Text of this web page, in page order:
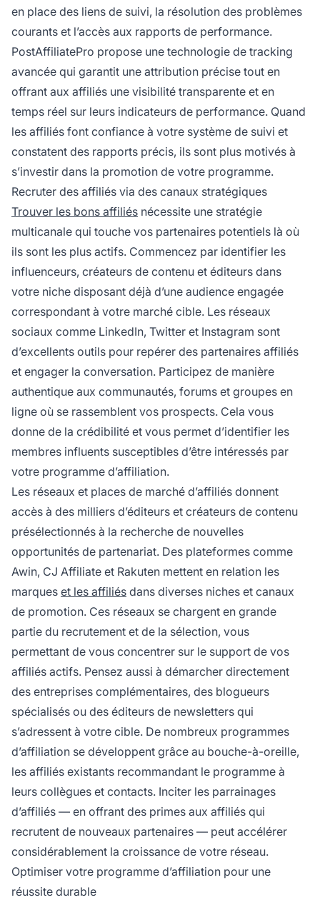
en place des liens de suivi, la résolution des problèmes
courants et l’accès aux rapports de performance.
PostAffiliatePro propose une technologie de tracking
avancée qui garantit une attribution précise tout en
offrant aux affiliés une visibilité transparente et en
temps réel sur leurs indicateurs de performance. Quand
les affiliés font confiance à votre système de suivi et
constatent des rapports précis, ils sont plus motivés à
s’investir dans la promotion de votre programme.
Recruter des affiliés via des canaux stratégiques
Trouver les bons affiliés nécessite une stratégie
multicanale qui touche vos partenaires potentiels là où
ils sont les plus actifs. Commencez par identifier les
influenceurs, créateurs de contenu et éditeurs dans
votre niche disposant déjà d’une audience engagée
correspondant à votre marché cible. Les réseaux
sociaux comme LinkedIn, Twitter et Instagram sont
d’excellents outils pour repérer des partenaires affiliés
et engager la conversation. Participez de manière
authentique aux communautés, forums et groupes en
ligne où se rassemblent vos prospects. Cela vous
donne de la crédibilité et vous permet d’identifier les
membres influents susceptibles d’être intéressés par
votre programme d’affiliation.
Les réseaux et places de marché d’affiliés donnent
accès à des milliers d’éditeurs et créateurs de contenu
présélectionnés à la recherche de nouvelles
opportunités de partenariat. Des plateformes comme
Awin, CJ Affiliate et Rakuten mettent en relation les
marques et les affiliés dans diverses niches et canaux
de promotion. Ces réseaux se chargent en grande
partie du recrutement et de la sélection, vous
permettant de vous concentrer sur le support de vos
affiliés actifs. Pensez aussi à démarcher directement
des entreprises complémentaires, des blogueurs
spécialisés ou des éditeurs de newsletters qui
s’adressent à votre cible. De nombreux programmes
d’affiliation se développent grâce au bouche-à-oreille,
les affiliés existants recommandant le programme à
leurs collègues et contacts. Inciter les parrainages
d’affiliés — en offrant des primes aux affiliés qui
recrutent de nouveaux partenaires — peut accélérer
considérablement la croissance de votre réseau.
Optimiser votre programme d’affiliation pour une
réussite durable